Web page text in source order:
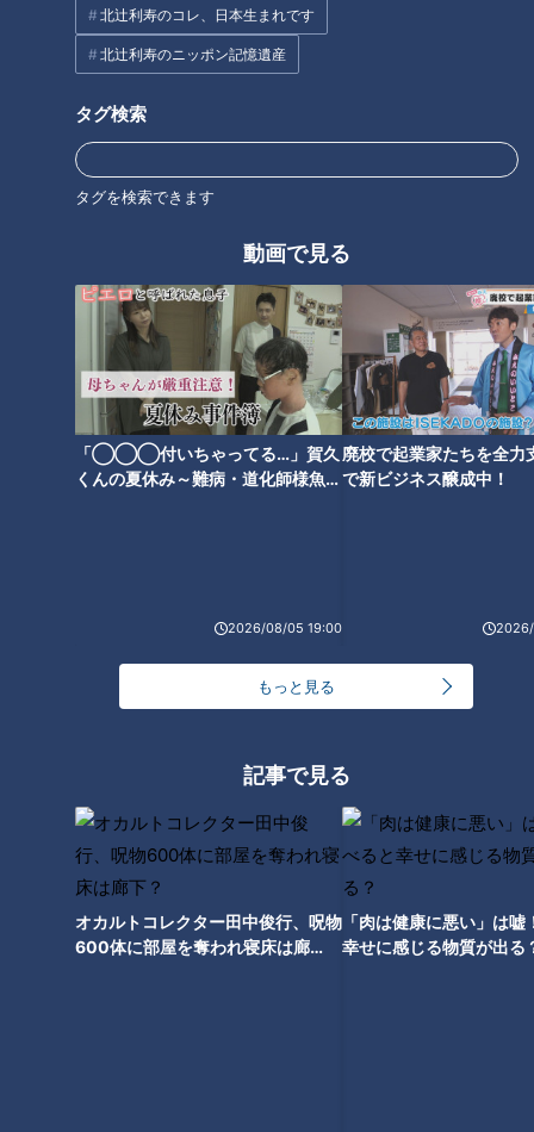
北辻利寿のコレ、日本生まれです
北辻利寿のニッポン記憶遺産
タグ検索
タグを検索できます
動画で見る
「◯◯◯付いちゃってる…」賀久
くんの夏休み～難病・道化師様魚鱗
2026/08/05 19:00
廃校で起業家たちを全力
で新ビジネス醸成中！
もっと見る
記事で見る
オカルトコレクター田中俊行、呪物
600体に部屋を奪われ寝床は廊
「肉は健康に悪い」は嘘
幸せに感じる物質が出る
番組サイト
最新話の見逃し配信はこちら
伊勢志摩の展望台ブランコに
「怖い…」グラドル・三田悠貴
が軽トラで三重縦断を目指す
紀北町の食材を使った自炊飯に
自画自賛！グラドル・三田悠貴
が軽トラで三重縦断を目指す
軽トラで三重縦断を目指し紀北
軽トラで三重を縦断！御浜町を
出発し、尾鷲市の海で大はしゃ
グラドル・三田悠貴が軽トラで
愛知一周を目指し幸田町へ 初
めての「米のドライブスルー」